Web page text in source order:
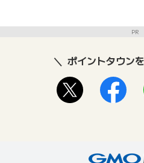
PR
ポイントタウン